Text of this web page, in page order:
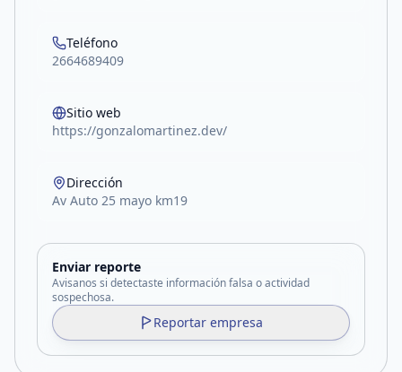
Teléfono
2664689409
Sitio web
https://gonzalomartinez.dev/
Dirección
Av Auto 25 mayo km19
Enviar reporte
Avisanos si detectaste información falsa o actividad
sospechosa.
Reportar empresa